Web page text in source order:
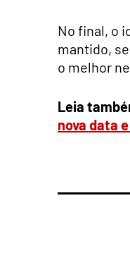
No final, o
mantido,
o melhor
Leia
nova data